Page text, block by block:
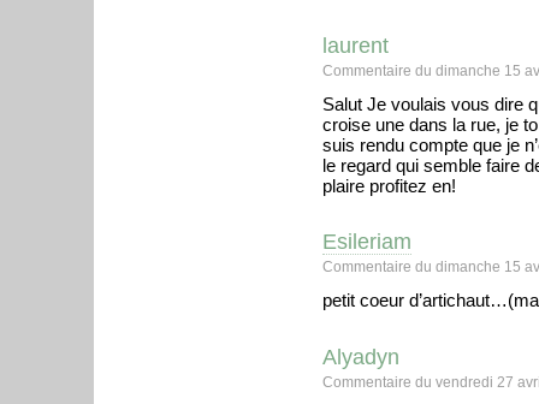
laurent
Commentaire du dimanche 15
Salut Je voulais vous dire
croise une dans la rue, je
suis rendu compte que je
le regard qui semble faire
plaire profitez en!
Esileriam
Commentaire du dimanche 15
petit coeur
Alyadyn
Commentaire du vendredi 27